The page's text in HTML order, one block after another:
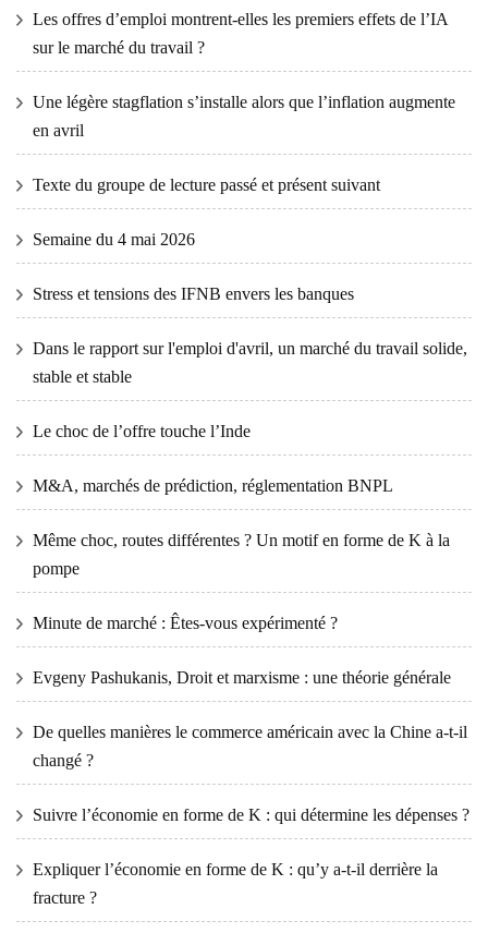
Les offres d’emploi montrent-elles les premiers effets de l’IA
sur le marché du travail ?
Une légère stagflation s’installe alors que l’inflation augmente
en avril
Texte du groupe de lecture passé et présent suivant
Semaine du 4 mai 2026
Stress et tensions des IFNB envers les banques
Dans le rapport sur l'emploi d'avril, un marché du travail solide,
stable et stable
Le choc de l’offre touche l’Inde
M&A, marchés de prédiction, réglementation BNPL
Même choc, routes différentes ? Un motif en forme de K à la
pompe
Minute de marché : Êtes-vous expérimenté ?
Evgeny Pashukanis, Droit et marxisme : une théorie générale
De quelles manières le commerce américain avec la Chine a-t-il
changé ?
Suivre l’économie en forme de K : qui détermine les dépenses ?
Expliquer l’économie en forme de K : qu’y a-t-il derrière la
fracture ?